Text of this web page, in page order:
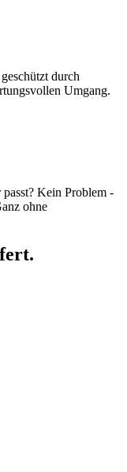
durch
Umgang.
Kein Problem -
ohne